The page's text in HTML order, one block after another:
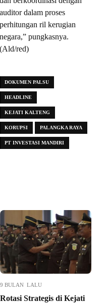
auditor dalam proses
perhitungan ril kerugian
negara,” pungkasnya.
(Ald/red)
DOKUMEN PALSU
HEADLINE
KEJATI KALTENG
KORUPSI PALANGKA RAYA
PT INVESTASI MANDIRI
9 BULAN LALU
Rotasi Strategis di Kejati